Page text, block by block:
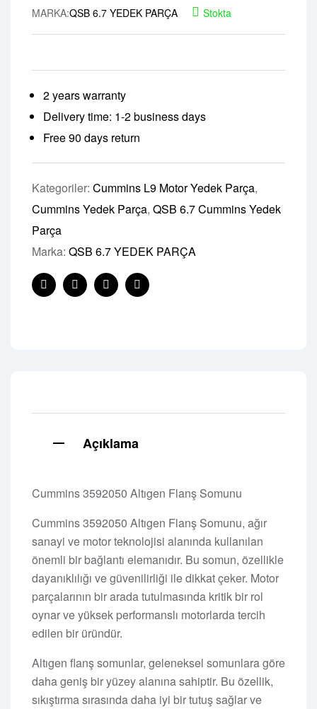
MARKA:QSB 6.7 YEDEK PARÇA Stokta
2 years warranty
Delivery time: 1-2 business days
Free 90 days return
Kategoriler: Cummins L9 Motor Yedek Parça,
Cummins Yedek Parça, QSB 6.7 Cummins Yedek
Parça
Marka: QSB 6.7 YEDEK PARÇA
FacebookTwitterLinkedinPinterest
Açıklama
Cummins 3592050 Altıgen Flanş Somunu
Cummins 3592050 Altıgen Flanş Somunu, ağır
sanayi ve motor teknolojisi alanında kullanılan
önemli bir bağlantı elemanıdır. Bu somun, özellikle
dayanıklılığı ve güvenilirliği ile dikkat çeker. Motor
parçalarının bir arada tutulmasında kritik bir rol
oynar ve yüksek performanslı motorlarda tercih
edilen bir üründür.
Altıgen flanş somunlar, geleneksel somunlara göre
daha geniş bir yüzey alanına sahiptir. Bu özellik,
sıkıştırma sırasında daha iyi bir tutuş sağlar ve